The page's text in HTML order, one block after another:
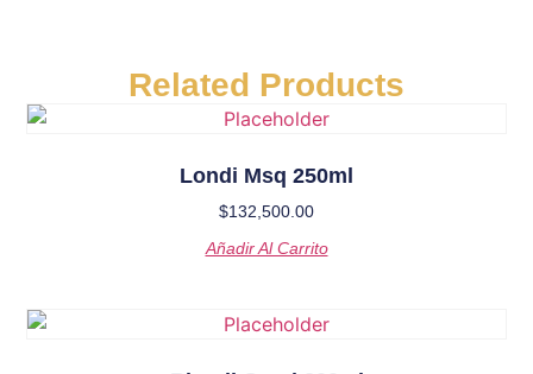
Related Products
Londi Msq 250ml
$132,500.00
Añadir Al Carrito